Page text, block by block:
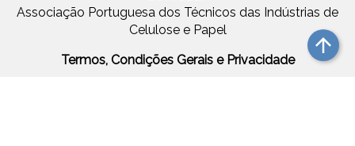
arrow_upward
Associação Portuguesa dos Técnicos das Indústrias de
Celulose e Papel
Termos, Condições Gerais e Privacidade